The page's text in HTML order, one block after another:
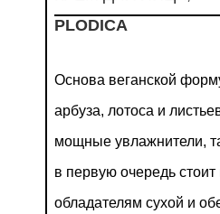
PLODICA
Основа веганской
арбуза, лотоса и
мощные увлажнители,
в первую очередь
обладателям сухой и